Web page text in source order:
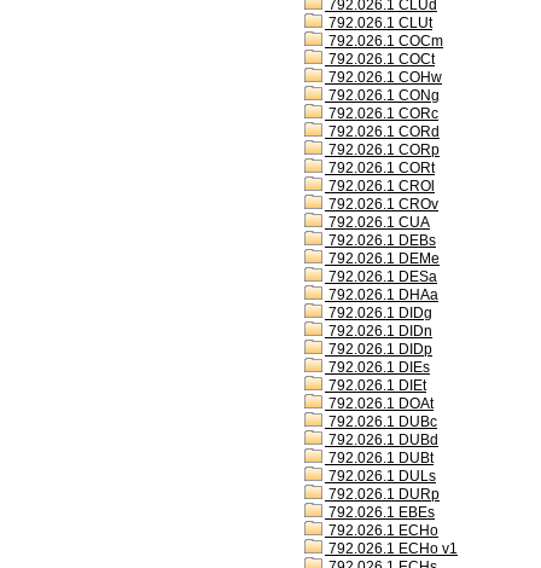
792.026.1 CLUd
792.026.1 CLUt
792.026.1 COCm
792.026.1 COCt
792.026.1 COHw
792.026.1 CONg
792.026.1 CORc
792.026.1 CORd
792.026.1 CORp
792.026.1 CORt
792.026.1 CROl
792.026.1 CROv
792.026.1 CUA
792.026.1 DEBs
792.026.1 DEMe
792.026.1 DESa
792.026.1 DHAa
792.026.1 DIDg
792.026.1 DIDn
792.026.1 DIDp
792.026.1 DIEs
792.026.1 DIEt
792.026.1 DOAt
792.026.1 DUBc
792.026.1 DUBd
792.026.1 DUBt
792.026.1 DULs
792.026.1 DURp
792.026.1 EBEs
792.026.1 ECHo
792.026.1 ECHo v1